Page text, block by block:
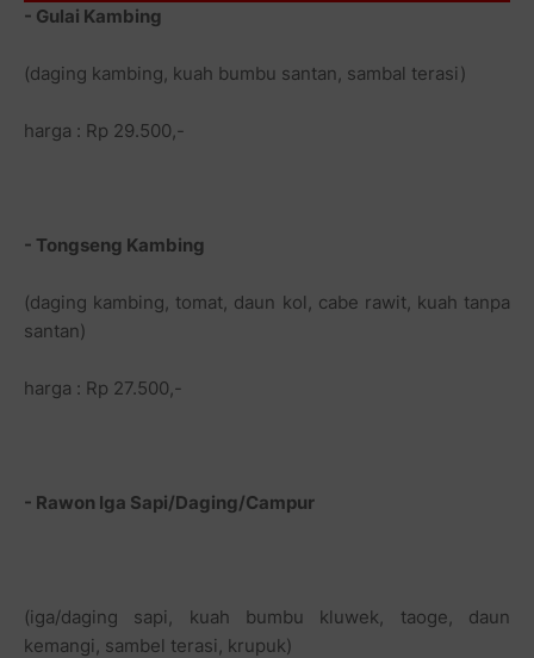
- Gulai Kambing
(daging kambing, kuah bumbu santan, sambal terasi)
harga : Rp 29.500,-
- Tongseng Kambing
(daging kambing, tomat, daun kol, cabe rawit, kuah tanpa
santan)
harga : Rp 27.500,-
- Rawon Iga Sapi/Daging/Campur
(iga/daging sapi, kuah bumbu kluwek, taoge, daun
kemangi, sambel terasi, krupuk)